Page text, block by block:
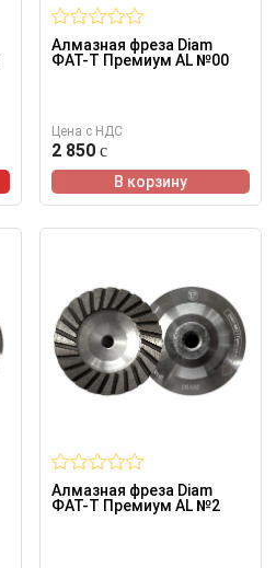
Алмазная фреза Diam
ФАТ-Т Премиум AL №00
Цена с НДС
2 850
В корзину
Алмазная фреза Diam
ФАТ-Т Премиум AL №2